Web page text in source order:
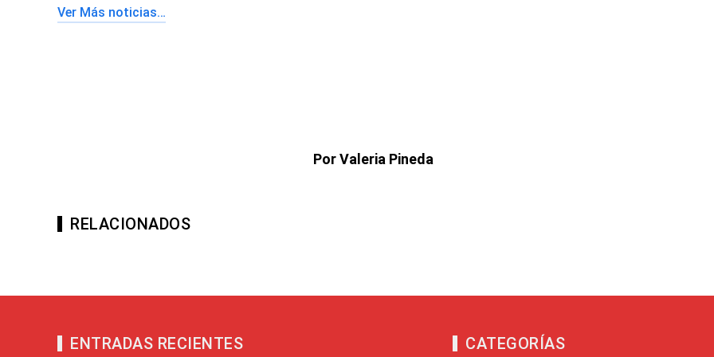
Ver Más noticias…
Por Valeria Pineda
RELACIONADOS
ENTRADAS RECIENTES CATEGORÍAS